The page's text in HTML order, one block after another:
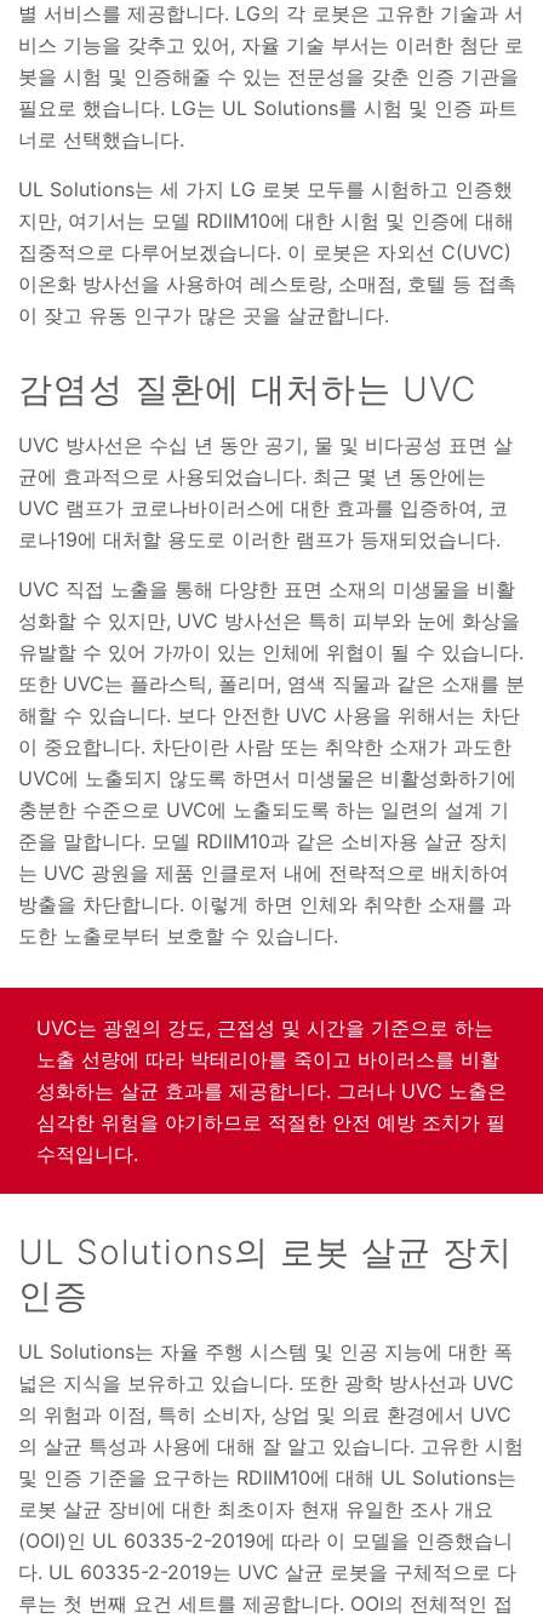
별 서비스를 제공합니다. LG의 각 로봇은 고유한 기술과 서
비스 기능을 갖추고 있어, 자율 기술 부서는 이러한 첨단 로
봇을 시험 및 인증해줄 수 있는 전문성을 갖춘 인증 기관을
필요로 했습니다. LG는 UL Solutions를 시험 및 인증 파트
너로 선택했습니다.
UL Solutions는 세 가지 LG 로봇 모두를 시험하고 인증했
지만, 여기서는 모델 RDIIM10에 대한 시험 및 인증에 대해
집중적으로 다루어보겠습니다. 이 로봇은 자외선 C(UVC)
이온화 방사선을 사용하여 레스토랑, 소매점, 호텔 등 접촉
이 잦고 유동 인구가 많은 곳을 살균합니다.
감염성 질환에 대처하는 UVC
UVC 방사선은 수십 년 동안 공기, 물 및 비다공성 표면 살
균에 효과적으로 사용되었습니다. 최근 몇 년 동안에는
UVC 램프가 코로나바이러스에 대한 효과를 입증하여, 코
로나19에 대처할 용도로 이러한 램프가 등재되었습니다.
UVC 직접 노출을 통해 다양한 표면 소재의 미생물을 비활
성화할 수 있지만, UVC 방사선은 특히 피부와 눈에 화상을
유발할 수 있어 가까이 있는 인체에 위협이 될 수 있습니다.
또한 UVC는 플라스틱, 폴리머, 염색 직물과 같은 소재를 분
해할 수 있습니다. 보다 안전한 UVC 사용을 위해서는 차단
이 중요합니다. 차단이란 사람 또는 취약한 소재가 과도한
UVC에 노출되지 않도록 하면서 미생물은 비활성화하기에
충분한 수준으로 UVC에 노출되도록 하는 일련의 설계 기
준을 말합니다. 모델 RDIIM10과 같은 소비자용 살균 장치
는 UVC 광원을 제품 인클로저 내에 전략적으로 배치하여
방출을 차단합니다. 이렇게 하면 인체와 취약한 소재를 과
도한 노출로부터 보호할 수 있습니다.
UVC는 광원의 강도, 근접성 및 시간을 기준으로 하는
노출 선량에 따라 박테리아를 죽이고 바이러스를 비활
성화하는 살균 효과를 제공합니다. 그러나 UVC 노출은
심각한 위험을 야기하므로 적절한 안전 예방 조치가 필
수적입니다.
UL Solutions의 로봇 살균 장치
인증
UL Solutions는 자율 주행 시스템 및 인공 지능에 대한 폭
넓은 지식을 보유하고 있습니다. 또한 광학 방사선과 UVC
의 위험과 이점, 특히 소비자, 상업 및 의료 환경에서 UVC
의 살균 특성과 사용에 대해 잘 알고 있습니다. 고유한 시험
및 인증 기준을 요구하는 RDIIM10에 대해 UL Solutions는
로봇 살균 장비에 대한 최초이자 현재 유일한 조사 개요
(OOI)인 UL 60335-2-2019에 따라 이 모델을 인증했습니
다. UL 60335-2-2019는 UVC 살균 로봇을 구체적으로 다
루는 첫 번째 요건 세트를 제공합니다. OOI의 전체적인 접